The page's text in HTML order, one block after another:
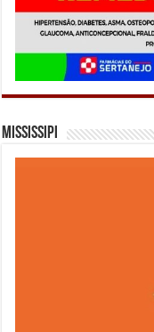
Mississipi